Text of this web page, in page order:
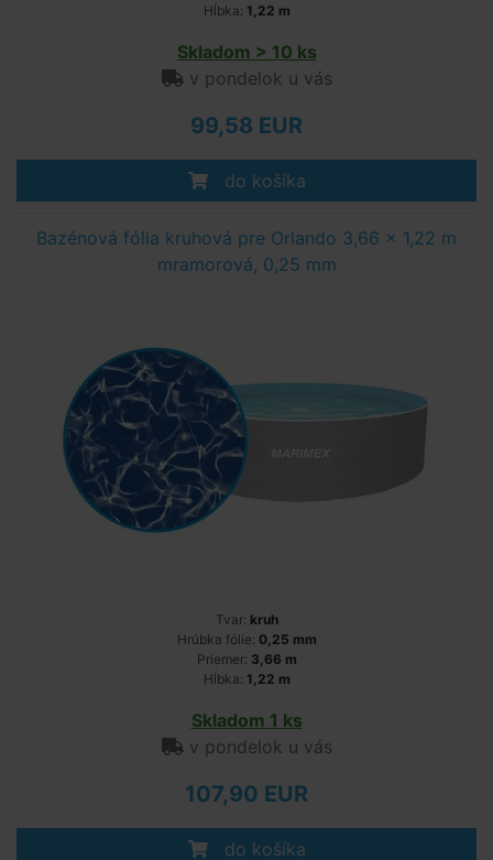
Hĺbka: 1,22 m
Skladom > 10 ks
v pondelok u vás
99,58 EUR
do košíka
Bazénová fólia kruhová pre Orlando 3,66 x 1,22 m
mramorová, 0,25 mm
Tvar: kruh
Hrúbka fólie: 0,25 mm
Priemer: 3,66 m
Hĺbka: 1,22 m
Skladom 1 ks
v pondelok u vás
107,90 EUR
do košíka